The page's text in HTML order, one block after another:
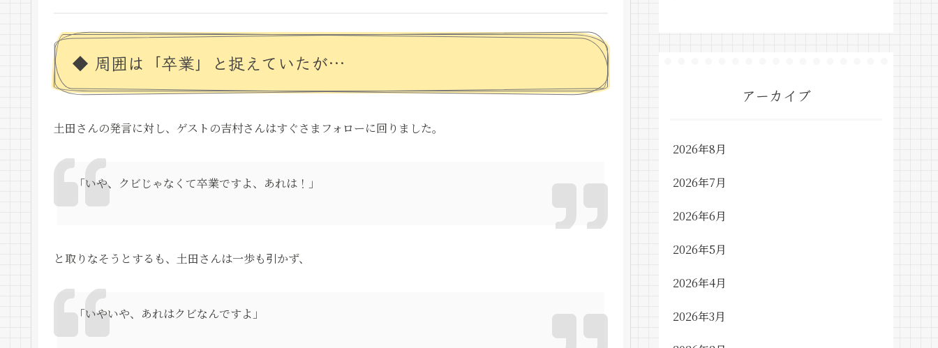
◆ 周囲は「卒業」と捉えていたが…
土田さんの発言に対し、ゲストの吉村さんはすぐさまフォローに回りました。
「いや、クビじゃなくて卒業ですよ、あれは！」
と取りなそうとするも、土田さんは一歩も引かず、
「いやいや、あれはクビなんですよ」
アーカイブ
2026年8月
2026年7月
2026年6月
2026年5月
2026年4月
2026年3月